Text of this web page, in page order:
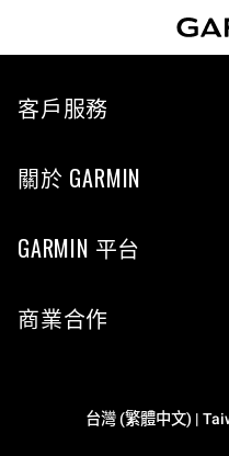
客戶服務
關於 GARMIN
GARMIN 平台
商業合作
台灣 (繁體中文) |